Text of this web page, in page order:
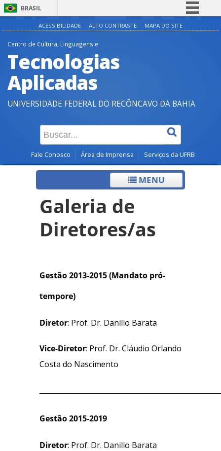
BRASIL
Simplifique!
Canais
ACESSIBILIDADE ALTO CONTRASTE MAPA DO SITE
Centro de Cultura, Linguagens e
Tecnologias
Aplicadas
UNIVERSIDADE FEDERAL DO RECÔNCAVO DA BAHIA
Fale Conosco Área de Imprensa Serviços da UFRB
MENU
Galeria de
Diretores/as
Gestão 2013-2015 (Mandato pró-
tempore)
Diretor: Prof. Dr. Danillo Barata
Vice-Diretor: Prof. Dr. Cláudio Orlando
Costa do Nascimento
Gestão 2015-2019
Diretor: Prof. Dr. Danillo Barata